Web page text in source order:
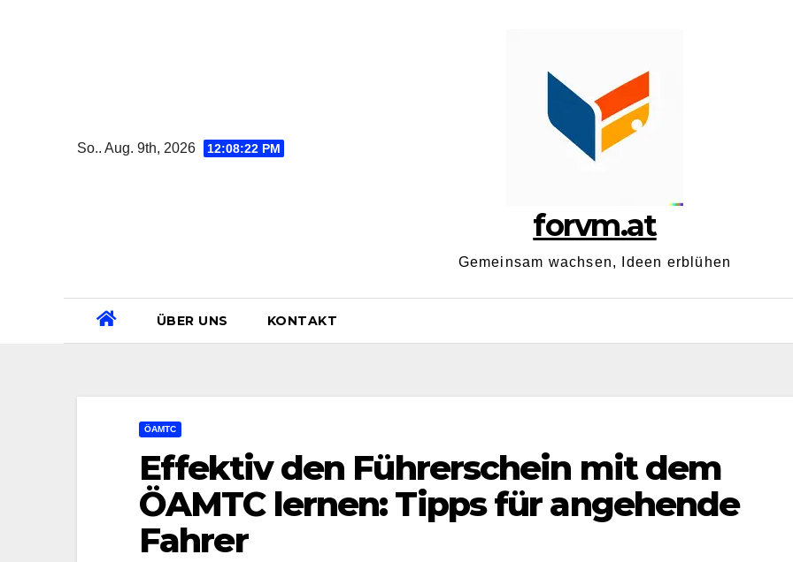
So.. Aug. 9th, 2026 12:08:22 PM
forvm.at
Gemeinsam wachsen, Ideen erblühen
ÜBER UNS KONTAKT
ÖAMTC
Effektiv den Führerschein mit dem
ÖAMTC lernen: Tipps für angehende
Fahrer